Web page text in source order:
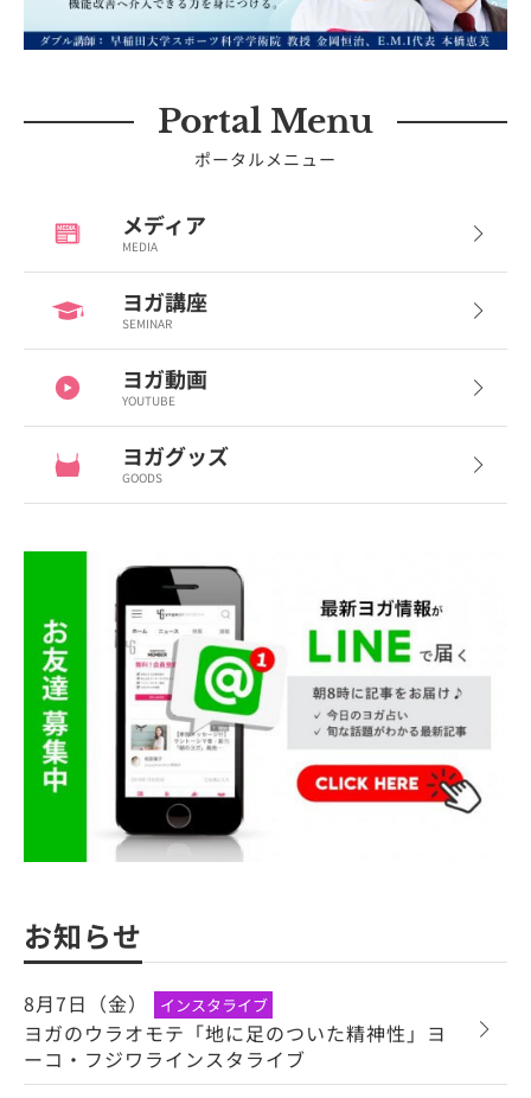
Portal Menu
ポータルメニュー
メディア
MEDIA
ヨガ講座
SEMINAR
ヨガ動画
YOUTUBE
ヨガグッズ
GOODS
お知らせ
8月7日（金） インスタライブ
ヨガのウラオモテ「地に足のついた精神性」ヨ
ーコ・フジワラインスタライブ